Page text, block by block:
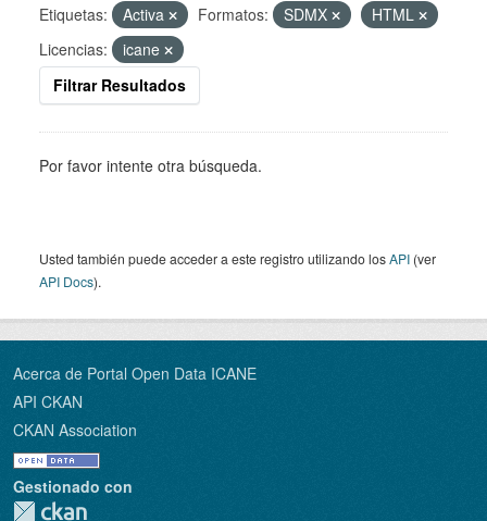
Etiquetas: Activa Formatos: SDMX
HTML
Licencias:
icane
Filtrar Resultados
Por favor intente otra búsqueda.
Usted también puede acceder a este registro utilizando losAPI (ver
API Docs).
Acerca de Portal Open Data ICANE
API CKAN
CKAN Association
Gestionado con